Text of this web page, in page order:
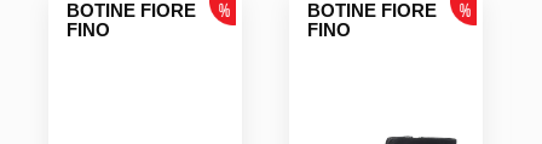
BOTINE FIORE
FINO
BOTINE FIORE
FINO